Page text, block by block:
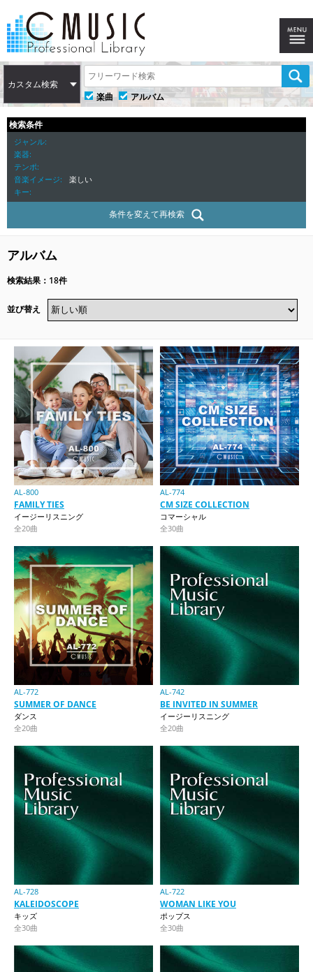
カスタム検索
楽曲
アルバム
検索条件
ジャンル
楽器
テンポ
音楽イメージ
楽しい
キー
条件を変えて再検索
アルバム
検索結果：18件
並び替え
AL-800
FAMILY TIES
イージーリスニング
全20曲
AL-774
CM SIZE COLLECTION
コマーシャル
全30曲
AL-772
SUMMER OF DANCE
ダンス
全20曲
AL-742
BE INVITED IN SUMMER
イージーリスニング
全20曲
AL-728
KALEIDOSCOPE
キッズ
全30曲
AL-722
WOMAN LIKE YOU
ポップス
全30曲